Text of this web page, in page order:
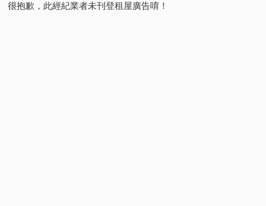
很抱歉，此經紀業者未刊登租屋廣告唷！